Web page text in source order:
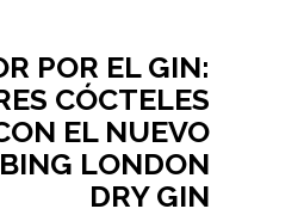
POR EL GIN:
CÓCTELES
EL NUEVO
LONDON
DRY GIN